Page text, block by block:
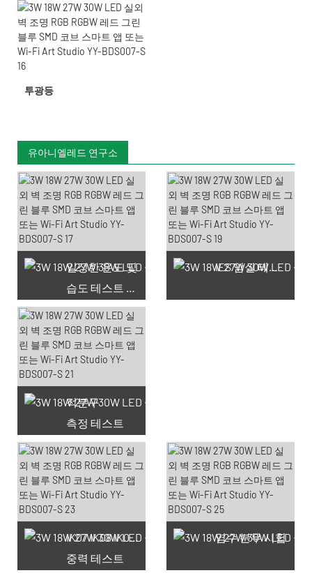
투광등
유아니엘레드 연구소
일정한 온도 및
습도 테스트 챔버
IES 암실 테스트
적분구
측정 테스트
사용 가능한 쿠폰 66개
IK07 IK08 IK09 IK10
중력 테스트
염수 분무 시험